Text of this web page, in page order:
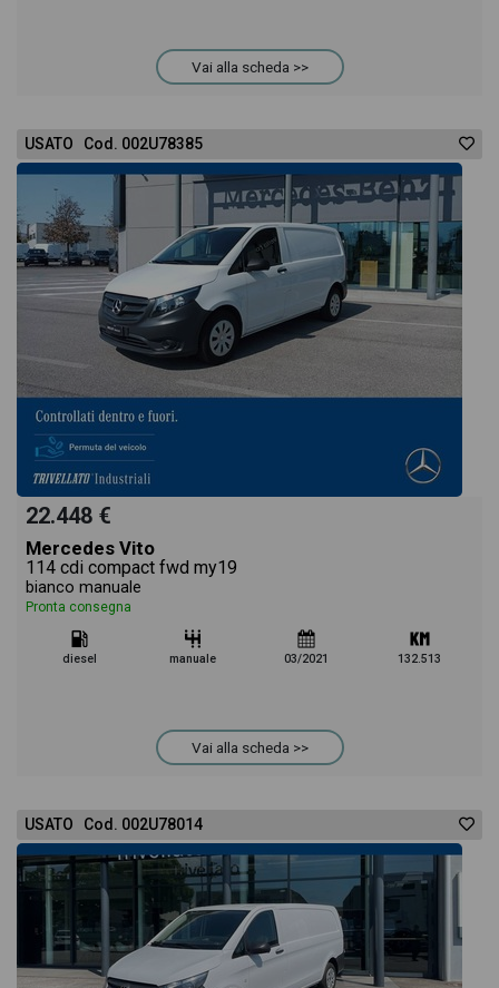
Vai alla scheda >>
USATO Cod. 002U78385
22.448 €
Mercedes Vito
114 cdi compact fwd my19
bianco manuale
Pronta consegna
diesel manuale 03/2021 132.513
Vai alla scheda >>
USATO Cod. 002U78014